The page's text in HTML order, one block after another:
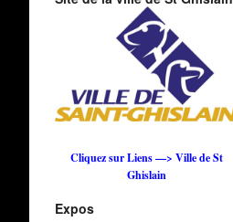
Cliquez sur Liens —> Ville de St
Ghislain
Expos